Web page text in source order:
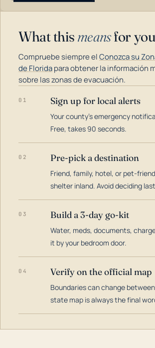
What this meansfor
Compruebe siempre elConozca su
de Floridapara obtener la información
sobre las zonas de evacuación.
01 Sign up for local alerts
Your county's emergency
Free, takes 90 seconds.
02 Pre-pick a destination
Friend, family, hotel, or pet-
shelter inland. Avoid deciding
03 Build a 3-day go-kit
Water, meds, documents,
it by your bedroom door.
04 Verify on the official map
Boundaries can change
state map is always the final